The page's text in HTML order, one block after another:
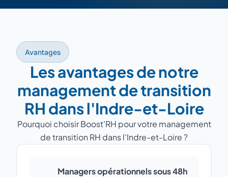
Avantages
Les avantages de notre
management de transition
RH dans l'Indre-et-Loire
Pourquoi choisir Boost'RH pour votre management
de transition RH dans l'Indre-et-Loire ?
Managers opérationnels sous 48h